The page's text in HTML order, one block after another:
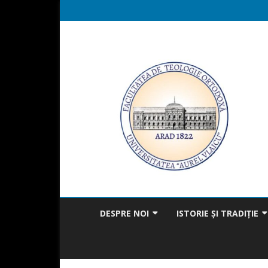
DESPRE NOI ISTORIE ȘI TRADIȚIE